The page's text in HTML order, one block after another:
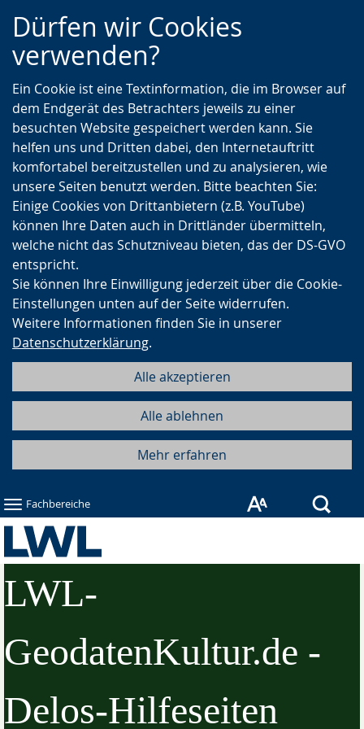
Zur
Hauptnavigation
Zur
Seitennavigation
Zum
Inhalt
Dürfen wir Cookies
verwenden?
Ein Cookie ist eine Textinformation, die im Browser auf
dem Endgerät des Betrachters jeweils zu einer
besuchten Website gespeichert werden kann. Sie
helfen uns und Dritten dabei, den Internetauftritt
komfortabel bereitzustellen und zu analysieren, wie
unsere Seiten benutzt werden. Bitte beachten Sie:
Einige Cookies von Drittanbietern (z.B. YouTube)
können Ihre Daten auch in Drittländer übermitteln,
welche nicht das Schutzniveau bieten, das der DS-GVO
entspricht.
Sie können Ihre Einwilligung jederzeit über die Cookie-
Einstellungen unten auf der Seite widerrufen.
Weitere Informationen finden Sie in unserer
Datenschutzerklärung.
Alle akzeptieren
Alle ablehnen
Mehr erfahren
Fachbereiche
LWL-
GeodatenKultur.de -
Delos-Hilfeseiten